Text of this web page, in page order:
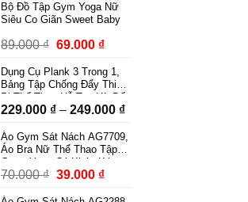
Bộ Đồ Tập Gym Yoga Nữ
Siêu Co Giãn Sweet Baby
89.000₫ Giá
là:
89.000 ₫.
69.000 ₫Giá
tại
là:
69.000 ₫.
Dụng Cụ Plank 3 Trong 1,
Bảng Tập Chống Đẩy Thiết
Bị Thể Thao Hỗ Trợ Hít Đất
Squat Tập Bụng Có Dây
229.000 ₫ – 249.000 ₫Khoảng
từ
Áo Gym Sát Nách AG7709,
Áo Bra Nữ Thể Thao Tập
Gym, Yoga Có Khóa Kéo
Kèm Mút Ngực Thời Trang
70.000₫ Giá
39.000 ₫Giá